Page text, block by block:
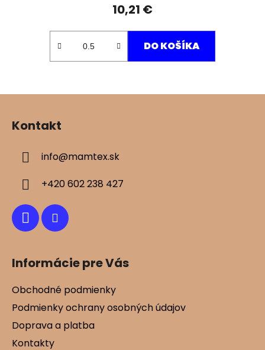
10,21 €
DO KOŠÍKA
Z
Kontakt
info@mamtex.sk
+420 602 238 427
Informácie pre Vás
Obchodné podmienky
Podmienky ochrany osobných údajov
Doprava a platba
Kontakty